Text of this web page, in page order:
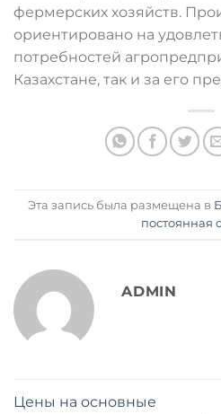
фермерских хозяйств.
ориентировано на
потребностей
Казахстане, так и за его
Эта запись была размещена в
постоянная
ADMIN
Цены на основные